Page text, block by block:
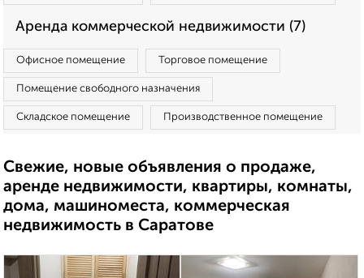
Аренда коммерческой недвижимости (7)
Офисное помещение Торговое помещение
Помещение свободного назначения
Складское помещение Производственное помещение
Свежие, новые объявления о продаже,
аренде недвижимости, квартиры, комнаты,
дома, машиноместа, коммерческая
недвижимость в Саратове